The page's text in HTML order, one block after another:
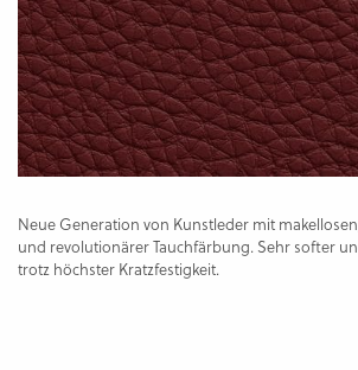
Neue Generation von Kunstleder mit
und revolutionärer Tauchfärbung. Sehr softer
trotz höchster Kratzfestigkeit.